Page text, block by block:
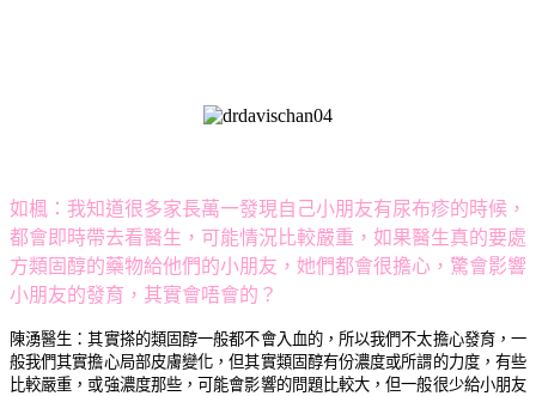
如楓： 我知道很多家長萬一發現自己小朋友有尿布疹的時候，
都會即時帶去看醫生，可能情況比較嚴重，如果醫生真的要處
方類固醇的藥物給他們的小朋友，她們都會很擔心，驚會影響
小朋友的發育，其實會唔會的？
陳湧醫生：其實搽的類固醇一般都不會入血的，所以我們不太擔心發育，一
般我們其實擔心局部皮膚變化，但其實類固醇有份濃度或所謂的力度，有些
比較嚴重，或強濃度那些，可能會影響的問題比較大，但一般很少給小朋友